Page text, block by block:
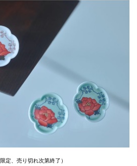
定、売り切れ次第終了）